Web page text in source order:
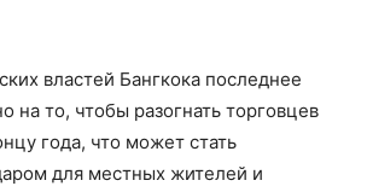
властей Бангкока последнее
на то, чтобы разогнать торговцев
года, что может стать
для местных жителей и